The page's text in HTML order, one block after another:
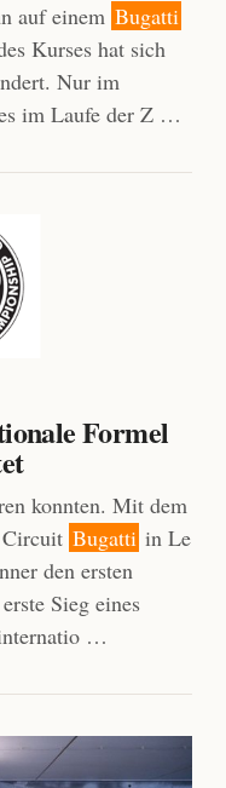
auf einem Bugatti
Kurses hat sich
Nur im
im Laufe der Z …
Formel
konnten. Mit dem
Circuit Bugatti in Le
den ersten
Sieg eines
…